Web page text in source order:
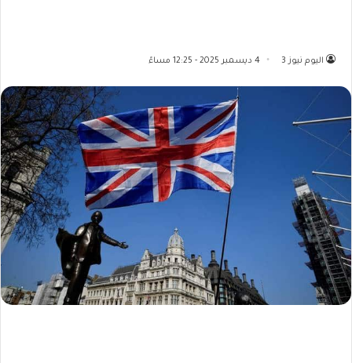
اليوم نيوز 3 4 ديسمبر 2025 - 12:25 مساءً